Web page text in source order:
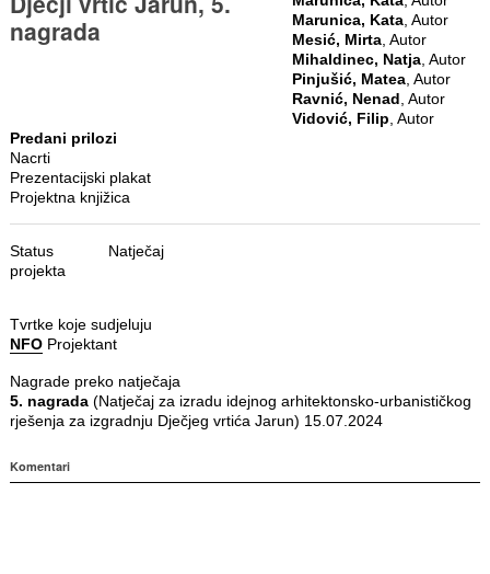
nagrada
Marunica, Kata , Autor
Mesić, Mirta , Autor
Mihaldinec, Natja , Autor
Pinjušić, Matea , Autor
Ravnić, Nenad , Autor
Vidović, Filip , Autor
Predani prilozi
Nacrti
Prezentacijski plakat
Projektna knjižica
Status
projekta
Natječaj
Tvrtke koje sudjeluju
NFOProjektant
Nagrade preko natječaja
5. nagrada(Natječaj za izradu idejnog arhitektonsko-urbanističkog
rješenja za izgradnju Dječjeg vrtića Jarun) 15.07.2024
Komentari